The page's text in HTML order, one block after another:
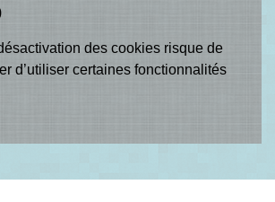
des cookies risque de
d’utiliser certaines fonctionnalités